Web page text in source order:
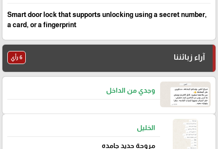
Smart door lock that supports unlocking using a secret number,
a card, or a fingerprint
آراء زبائننا 6 رأي
وجدي من الداخل
الخليل
مروحة حديد جامده